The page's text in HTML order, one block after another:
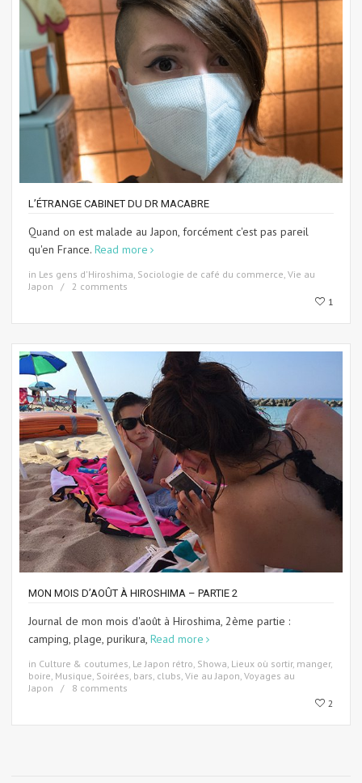
L’ÉTRANGE CABINET DU DR MACABRE
Quand on est malade au Japon, forcément c'est pas pareil
qu'en France. Read more
in Les gens d'Hiroshima, Sociologie de café du commerce, Vie au
Japon
2 comments
1
MON MOIS D’AOÛT À HIROSHIMA – PARTIE 2
Journal de mon mois d'août à Hiroshima, 2ème partie :
camping, plage, purikura, Read more
in Culture & coutumes Le Japon rétro, Showa Lieux où sortir, manger,
boire Musique Soirées, bars, clubs Vie au Japon Voyages au
Japon
8 comments
2